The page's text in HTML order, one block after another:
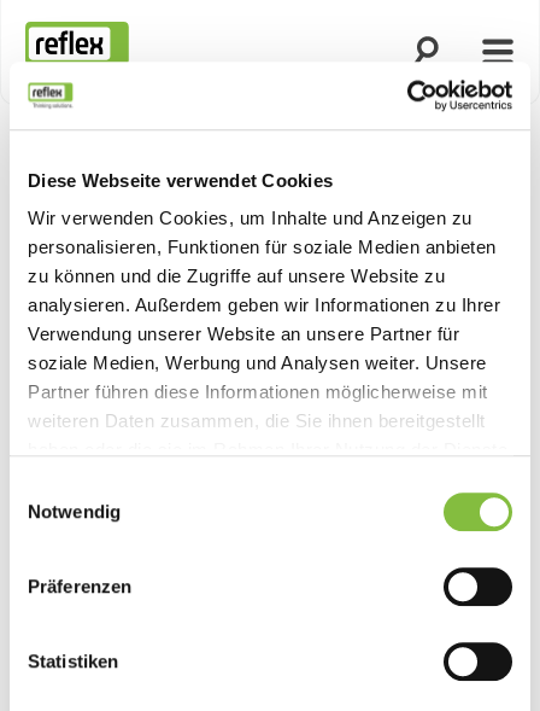
Diese Webseite verwendet Cookies
Wir verwenden Cookies, um Inhalte und Anzeigen zu
personalisieren, Funktionen für soziale Medien anbieten
zu können und die Zugriffe auf unsere Website zu
analysieren. Außerdem geben wir Informationen zu Ihrer
Verwendung unserer Website an unsere Partner für
soziale Medien, Werbung und Analysen weiter. Unsere
Partner führen diese Informationen möglicherweise mit
weiteren Daten zusammen, die Sie ihnen bereitgestellt
Notwendig
Präferenzen
Statistiken
Startseite
Suche öffnen